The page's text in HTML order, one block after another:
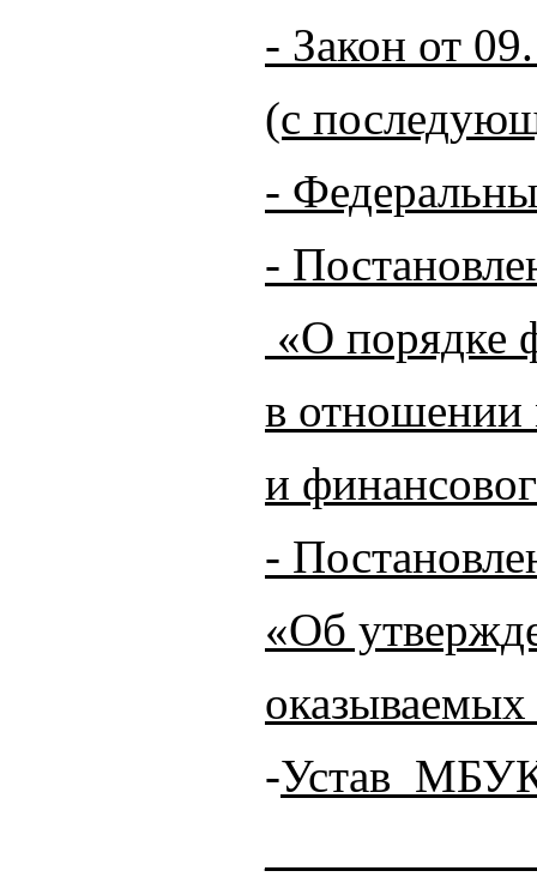
- Закон от
(с
-
-
«О порядке
в отношении
и
-
«Об
-Устав МБУК